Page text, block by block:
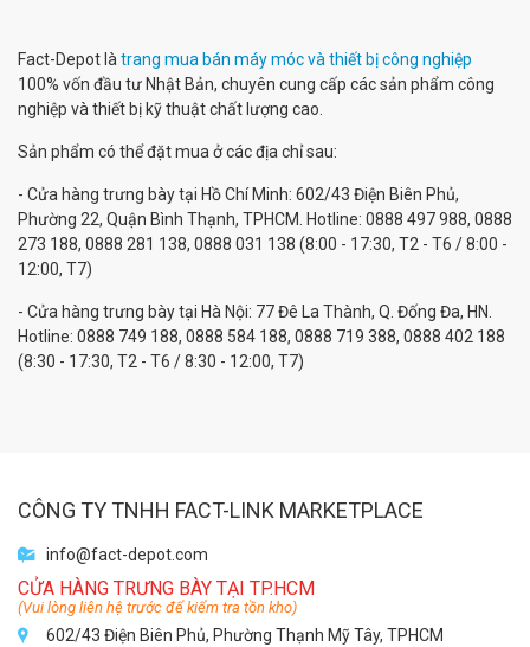
Fact-Depot là trang mua bán máy móc và thiết bị công nghiệp
100% vốn đầu tư Nhật Bản, chuyên cung cấp các sản phẩm công
nghiệp và thiết bị kỹ thuật chất lượng cao.
Sản phẩm có thể đặt mua ở các địa chỉ sau:
- Cửa hàng trưng bày tại Hồ Chí Minh: 602/43 Điện Biên Phủ,
Phường 22, Quận Bình Thạnh, TPHCM. Hotline: 0888 497 988, 0888
273 188, 0888 281 138, 0888 031 138 (8:00 - 17:30, T2 - T6 / 8:00 -
12:00, T7)
- Cửa hàng trưng bày tại Hà Nội: 77 Đê La Thành, Q. Đống Đa, HN.
Hotline: 0888 749 188, 0888 584 188, 0888 719 388, 0888 402 188
(8:30 - 17:30, T2 - T6 / 8:30 - 12:00, T7)
CÔNG TY TNHH FACT-LINK MARKETPLACE
info@fact-depot.com
CỬA HÀNG TRƯNG BÀY TẠI TP.HCM
(Vui lòng liên hệ trước để kiểm tra tồn kho)
602/43 Điện Biên Phủ, Phường Thạnh Mỹ Tây, TPHCM